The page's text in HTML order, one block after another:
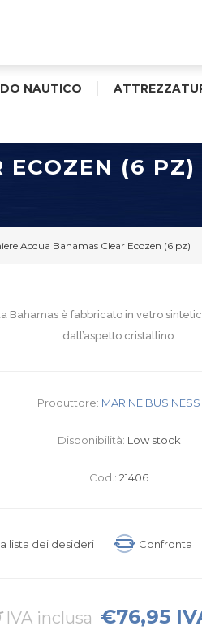
NAUTICO
Acqua Bahamas Clear Ecozen (6 pz)
ECOZEN (6 PZ)
Bahamas è fabbricato in vetro
dall’aspetto cristallino.
Produttore: MARINE BUSINESS
Disponibilità: Low stock
Cod.: 21406
lista dei desideri Confronta
IVA inclusa €76,95